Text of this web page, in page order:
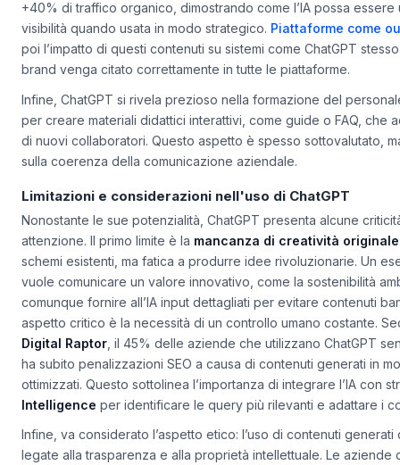
generare descrizioni prodotto ottimizzate per il SEO. In sei
+40% di traffico organico, dimostrando come l’IA possa essere
visibilità quando usata in modo strategico.Piattaforme come
poi l’impatto di questi contenuti su sistemi come ChatGPT
Infine, ChatGPT si rivela prezioso nella formazione del
per creare materiali didattici interattivi, come guide o FAQ, che
di nuovi collaboratori. Questo aspetto è spesso sottovalutato,
Limitazioni e considerazioni nell'uso di ChatGPT
Nonostante le sue potenzialità, ChatGPT presenta alcune
attenzione. Il primo limite è lamancanza di creatività originale
schemi esistenti, ma fatica a produrre idee rivoluzionarie. Un
vuole comunicare un valore innovativo, come la sostenibilità
comunque fornire all’IA input dettagliati per evitare contenuti
aspetto critico è la necessità di un controllo umano costante.
Digital Raptor, il 45% delle aziende che utilizzano ChatGPT
ha subito penalizzazioni SEO a causa di contenuti generati in
ottimizzati. Questo sottolinea l’importanza di integrare l’IA con
Intelligence
per identificare le query più rilevanti e adattare i
Infine, va considerato l’aspetto etico: l’uso di contenuti